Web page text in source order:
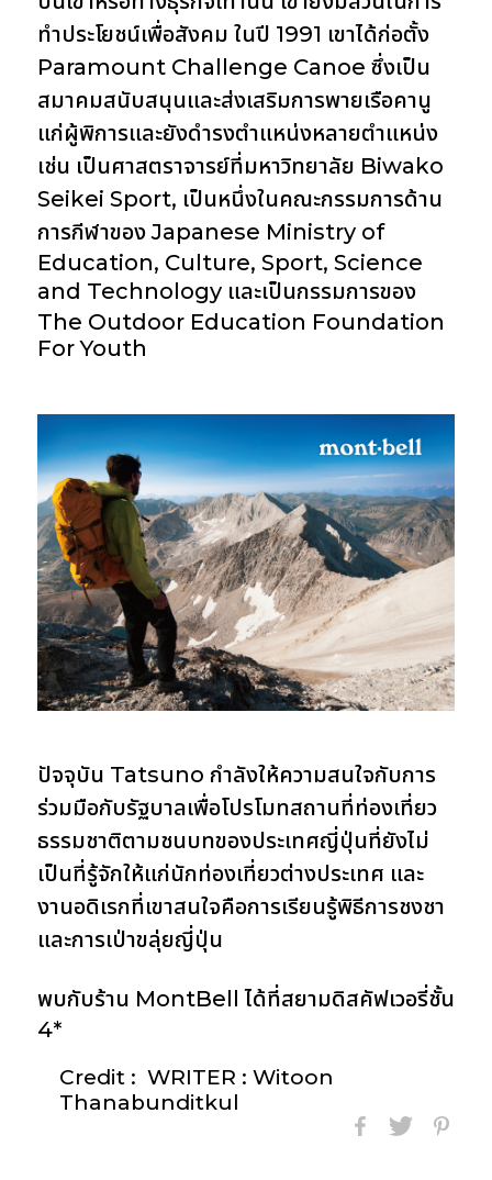
ทำประโยชน์เพื่อสังคม ในปี 1991 เขาได้ก่อตั้ง
Paramount Challenge Canoe ซึ่งเป็น
สมาคมสนับสนุนและส่งเสริมการพายเรือคานู
แก่ผู้พิการและยังดำรงตำแหน่งหลายตำแหน่ง
เช่น เป็นศาสตราจารย์ที่มหาวิทยาลัย Biwako
Seikei Sport, เป็นหนึ่งในคณะกรรมการด้าน
การกีฬาของ Japanese Ministry of
Education, Culture, Sport, Science
and Technology และเป็นกรรมการของ
The Outdoor Education Foundation
For Youth
ปัจจุบัน Tatsuno กำลังให้ความสนใจกับการ
ร่วมมือกับรัฐบาลเพื่อโปรโมทสถานที่ท่องเที่ยว
ธรรมชาติตามชนบทของประเทศญี่ปุ่นที่ยังไม่
เป็นที่รู้จักให้แก่นักท่องเที่ยวต่างประเทศ และ
งานอดิเรกที่เขาสนใจคือการเรียนรู้พิธีการชงชา
และการเป่าขลุ่ยญี่ปุ่น
พบกับร้าน MontBell ได้ที่สยามดิสคัฟเวอรี่ชั้น
4*
Credit : WRITER : Witoon
Thanabunditkul